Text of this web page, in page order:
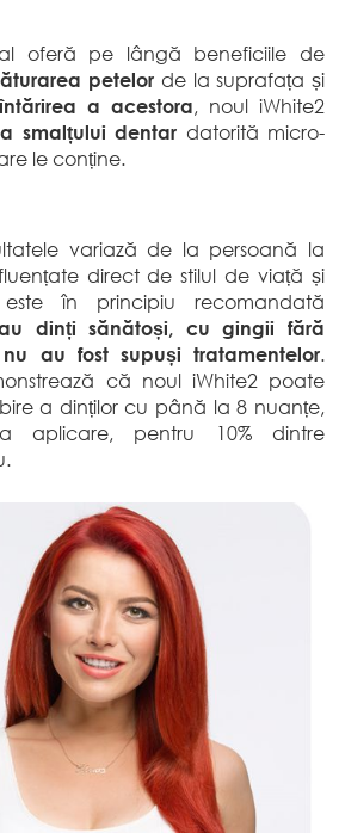
oferă pe lângă beneficiile de
petelor de la suprafața și
întărirea a acestora, noul iWhite2
smalțului dentar datorită micro-
le conține.
variază de la persoană la
direct de stilul de viață și
în principiu recomandată
dinți sănătoși, cu gingii fără
au fost supuși tratamentelor.
că noul iWhite2 poate
a dinților cu până la 8 nuanțe,
aplicare, pentru 10% dintre